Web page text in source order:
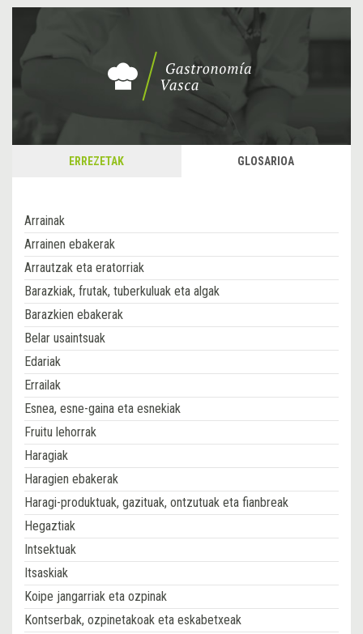
ERREZETAK GLOSARIOA
Arrainak
Arrainen ebakerak
Arrautzak eta eratorriak
Barazkiak, frutak, tuberkuluak eta algak
Barazkien ebakerak
Belar usaintsuak
Edariak
Errailak
Esnea, esne-gaina eta esnekiak
Fruitu lehorrak
Haragiak
Haragien ebakerak
Haragi-produktuak, gazituak, ontzutuak eta fianbreak
Hegaztiak
Intsektuak
Itsaskiak
Koipe jangarriak eta ozpinak
Kontserbak, ozpinetakoak eta eskabetxeak